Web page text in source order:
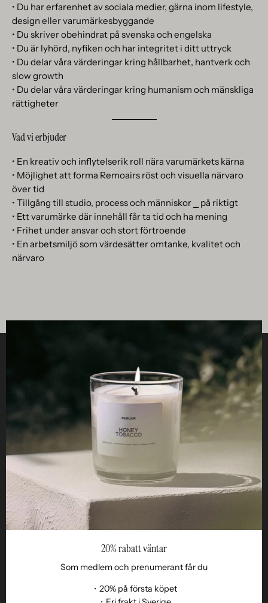
20% rabatt väntar
Som medlem och prenumerant får du
・20% på första köpet
• Du har erfarenhet av sociala medier, gärna inom lifestyle,
design eller varumärkesbyggande
• Du skriver obehindrat på svenska och engelska
• Du är lyhörd, nyfiken och har integritet i ditt uttryck
• Du delar våra värderingar kring hållbarhet, hantverk och
slow growth
• Du delar våra värderingar kring humanism och mänskliga
rättigheter
Vad vi erbjuder
• En kreativ och inflytelserik roll nära varumärkets kärna
• Möjlighet att forma Remoairs röst och visuella närvaro
över tid
• Tillgång till studio, process och människor ⎯ på riktigt
• Ett varumärke där innehåll får ta tid och ha mening
• Frihet under ansvar och stort förtroende
• En arbetsmiljö som värdesätter omtanke, kvalitet och
närvaro
ETHOS